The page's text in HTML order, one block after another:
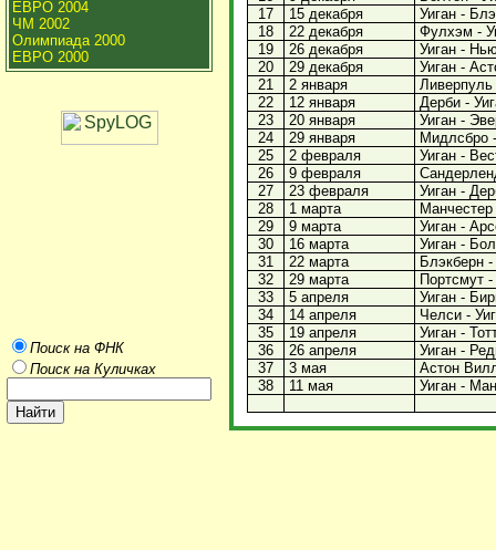
ЕВРО 2004
ЧМ 2002
Олимпиада 2000
ЕВРО 2000
Поиск на ФНК
Поиск на Куличках
17
15 декабря
Уиган -
18
22 декабря
Фулхэм -
19
26 декабря
Уиган -
20
29 декабря
Уиган -
21
2 января
Ливерпуль
22
12 января
Дерби -
23
20 января
Уиган -
24
29 января
Мидлсбро
25
2 февраля
Уиган -
26
9 февраля
27
23 февраля
Уиган -
28
1 марта
29
9 марта
Уиган -
30
16 марта
Уиган -
31
22 марта
Блэкберн
32
29 марта
Портсмут
33
5 апреля
Уиган -
34
14 апреля
Челси -
35
19 апреля
Уиган -
36
26 апреля
Уиган -
37
3 мая
Астон
38
11 мая Уиган -